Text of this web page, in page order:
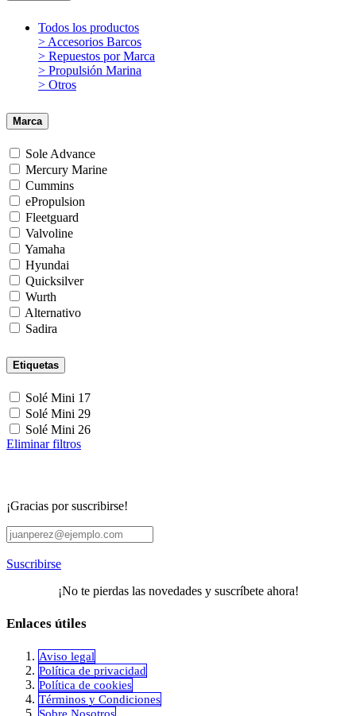
Todos los productos
> Accesorios Barcos
> Repuestos por Marca
> Propulsión Marina
> Otros
Marca
Sole Advance
Mercury Marine
Cummins
ePropulsion
Fleetguard
Valvoline
Yamaha
Hyundai
Quicksilver
Wurth
Alternativo
Sadira
Etiquetas
Solé Mini 17
Solé Mini 29
Solé Mini 26
Eliminar filtros
¡Gracias por suscribirse!
Suscribirse
¡No te pierdas las novedades y suscríbete ahora!
Enlaces útiles
Aviso legal
Política de privacidad
​Política de cookies
Términos y Condiciones